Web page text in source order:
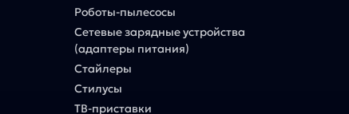
Роботы-пылесосы
Сетевые зарядные устройства
(адаптеры питания)
Стайлеры
Стилусы
ТВ-приставки